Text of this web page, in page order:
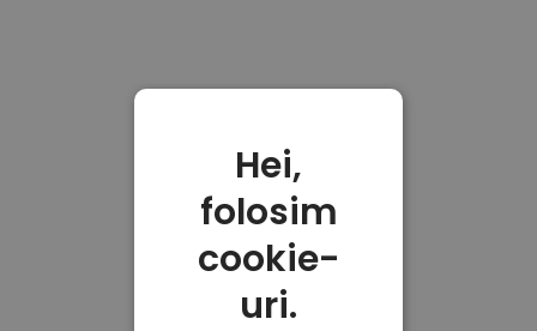
Hei,
folosim
cookie-
uri.